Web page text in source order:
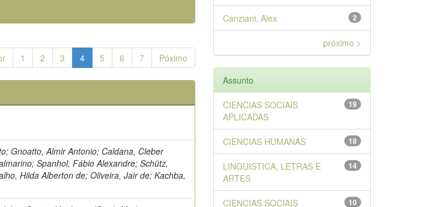
1 2 3 4 5 6 7 Póximo
Gnoatto, Almir Antonio; Caldana, Cleber
Spanhol, Fábio Alexandre; Schütz,
Hilda Alberton de; Oliveira, Jair de; Kachba,
2
Canziani, Alex
próximo >
Assunto
19
CIENCIAS SOCIAIS
APLICADAS
18
CIENCIAS HUMANAS
14
LINGUISTICA, LETRAS E
ARTES
10
CIENCIAS SOCIAIS